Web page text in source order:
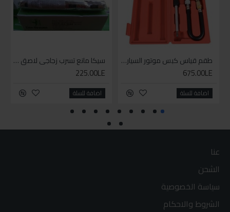
طقم قياس كبس موتور السياره 3 ق
675.00LE
اضافة للسلة
سيكا مانع تسرب زجاجي لاصق اسود 600 مل
225.00LE
اضافة للسلة
عنا
الشحن
سياسة الخصوصية
الشروط والاحكام